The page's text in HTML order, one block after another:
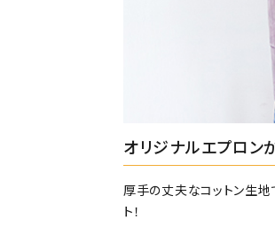
オリジナルエプロン
厚手の丈夫なコットン生地
ト！